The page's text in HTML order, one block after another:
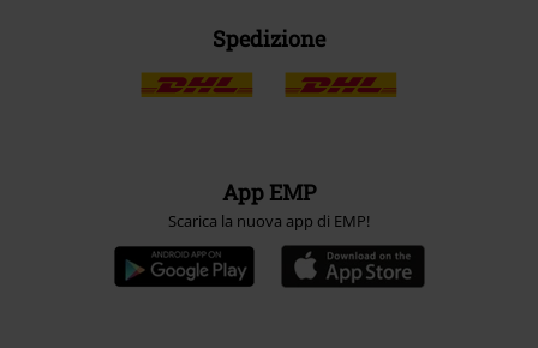
Spedizione
App EMP
Scarica la nuova app di EMP!